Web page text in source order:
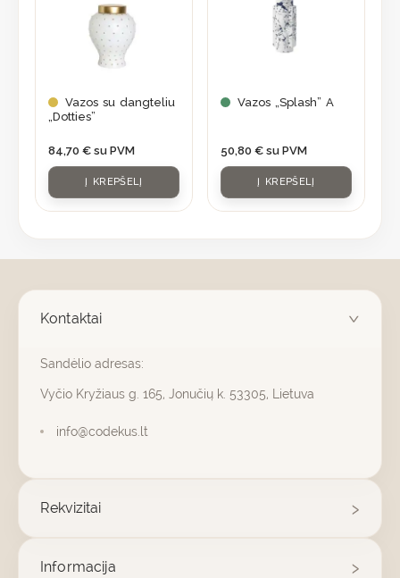
Vazos su dangteliu
„Dotties”
84,70 € su PVM
Į KREPŠELĮ
Vazos „Splash” A
50,80 € su PVM
Į KREPŠELĮ
Kontaktai
Sandėlio adresas:
Vyčio Kryžiaus g. 165, Jonučių k. 53305, Lietuva
info@codekus.lt
Rekvizitai
Informacija